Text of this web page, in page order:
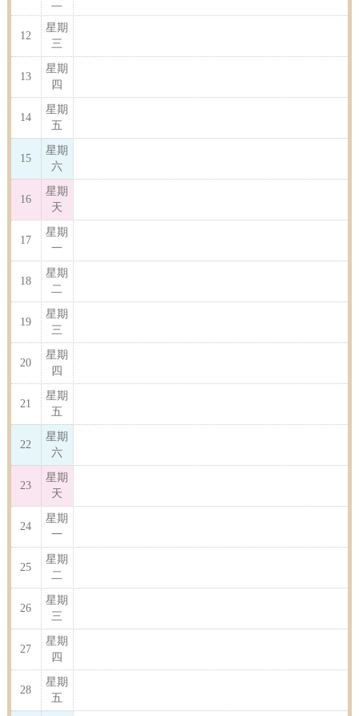
二
12
星期
三
13
星期
四
14
星期
五
15
星期
六
16
星期
天
17
星期
一
18
星期
二
19
星期
三
20
星期
四
21
星期
五
22
星期
六
23
星期
天
24
星期
一
25
星期
二
26
星期
三
27
星期
四
28
星期
五